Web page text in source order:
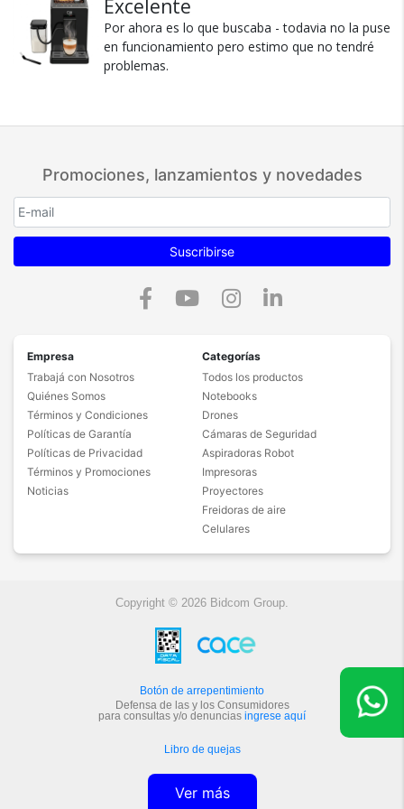
recomiendo esta máquina para iniciar el en el
café de granos. Hermosa máquina, gracias por
el descuento para comprar, buscaba algo que no
saliera muy caro pero con calidad y lo encontré.
Hermosa máquina, gracias a bidcom !!!!!!!! y
especialidad.
Ver más
Excelente
Por ahora es lo que buscaba - todavia no la puse
en funcionamiento pero estimo que no tendré
problemas.
Promociones, lanzamientos y novedades
Suscribirse
Empresa
Trabajá con Nosotros
Quiénes Somos
Términos y Condiciones
Políticas de Garantía
Políticas de Privacidad
Términos y Promociones
Noticias
Categorías
Todos los productos
Notebooks
Drones
Cámaras de Seguridad
Aspiradoras Robot
Impresoras
Proyectores
Freidoras de aire
Celulares
Copyright © 2026 Bidcom Group.
Botón de arrepentimiento
Defensa de las y los Consumidores
para consultas y/o denuncias ingrese aquí
Libro de quejas
Ver más